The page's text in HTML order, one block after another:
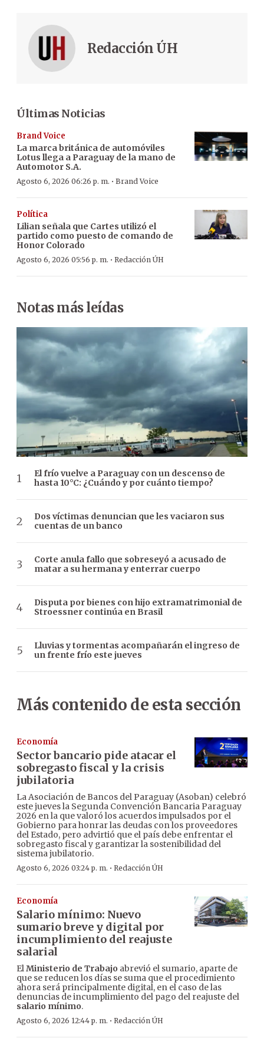
Redacción ÚH
Últimas Noticias
Brand Voice
La marca británica de automóviles
Lotus llega a Paraguay de la mano de
Automotor S.A.
Agosto 6, 2026 06:26 p. m. · Brand Voice
Política
Lilian señala que Cartes utilizó el
partido como puesto de comando de
Honor Colorado
Agosto 6, 2026 05:56 p. m. · Redacción ÚH
Notas más leídas
El frío vuelve a Paraguay con un descenso de
hasta 10°C: ¿Cuándo y por cuánto tiempo?
Dos víctimas denuncian que les vaciaron sus
cuentas de un banco
Corte anula fallo que sobreseyó a acusado de
matar a su hermana y enterrar cuerpo
Disputa por bienes con hijo extramatrimonial de
Stroessner continúa en Brasil
Lluvias y tormentas acompañarán el ingreso de
un frente frío este jueves
Más contenido de esta sección
Economía
Sector bancario pide atacar el
sobregasto fiscal y la crisis
jubilatoria
La Asociación de Bancos del Paraguay (Asoban) celebró
este jueves la Segunda Convención Bancaria Paraguay
2026 en la que valoró los acuerdos impulsados por el
Gobierno para honrar las deudas con los proveedores
del Estado, pero advirtió que el país debe enfrentar el
sobregasto fiscal y garantizar la sostenibilidad del
sistema jubilatorio.
Agosto 6, 2026 03:24 p. m. · Redacción ÚH
Economía
Salario mínimo: Nuevo
sumario breve y digital por
incumplimiento del reajuste
salarial
ElMinisterio de Trabajo abrevió el sumario, aparte de
que se reducen los días se suma que el procedimiento
ahora será principalmente digital, en el caso de las
denuncias de incumplimiento del pago del reajuste del
salario mínimo.
Agosto 6, 2026 12:44 p. m. · Redacción ÚH